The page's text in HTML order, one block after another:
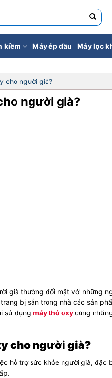
kiềm Máy ép dầu Máy lọc
cho người già?
người già?
già thường đối mặt với những
bị sẵn trong nhà các sản
sử dụng máy thở oxycùng
cho người già?
hỗ trợ sức khỏe người già, đặc